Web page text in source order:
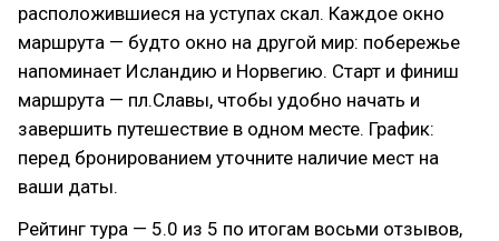
расположившиеся на уступах скал. Каждое окно
маршрута — будто окно на другой мир: побережье
напоминает Исландию и Норвегию. Старт и финиш
маршрута — пл.Славы, чтобы удобно начать и
завершить путешествие в одном месте. График:
перед бронированием уточните наличие мест на
ваши даты.
Рейтинг тура — 5.0 из 5 по итогам восьми отзывов,